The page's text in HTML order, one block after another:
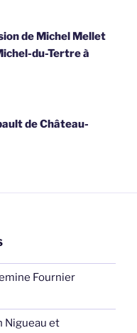
de Michel Mellet
du-Tertre à
de Château-
Fournier
Nigueau et